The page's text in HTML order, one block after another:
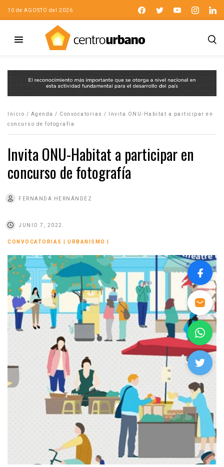
10 de AGOSTO del 2026
Inicio / Agenda / Convocatorias /
Invita ONU-Habitat a participar en
concurso de fotografía
Invita ONU-Habitat a participar en
concurso de fotografía
FERNANDA HERNÁNDEZ
JUNIO 7, 2022
CONVOCATORIAS URBANISMO